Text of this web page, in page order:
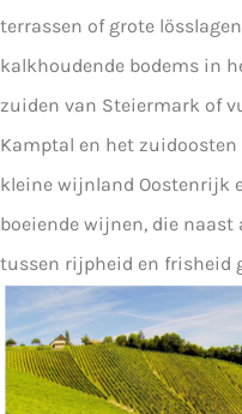
terrassen of grote
kalkhoudende bodems in
zuiden van Steiermark of
Kamptal en het
kleine wijnland Oostenrijk
boeiende wijnen, die
tussen rijpheid en frisheid